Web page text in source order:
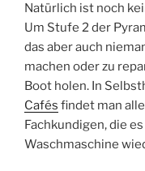
Natürlich ist noch
Um Stufe 2 der
das aber auch
machen oder zu
Boot holen. In
Cafés findet man
Fachkundigen, die
Waschmaschine